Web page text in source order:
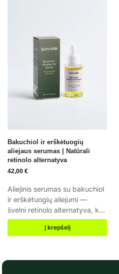
Bakuchiol ir erškėtuogių
aliejaus serumas | Natūrali
retinolo alternatyva
42,00 €
Aliejinis serumas su bakuchiol
ir erškėtuogių aliejumi —
švelni retinolo alternatyva, kuri
mažina raukšles, lygina odos
toną ir skatina odos
lygina toną Tinka jautriai odai
Į krepšelį